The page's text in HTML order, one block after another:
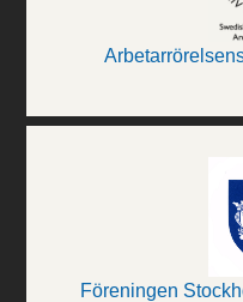
Föreningen